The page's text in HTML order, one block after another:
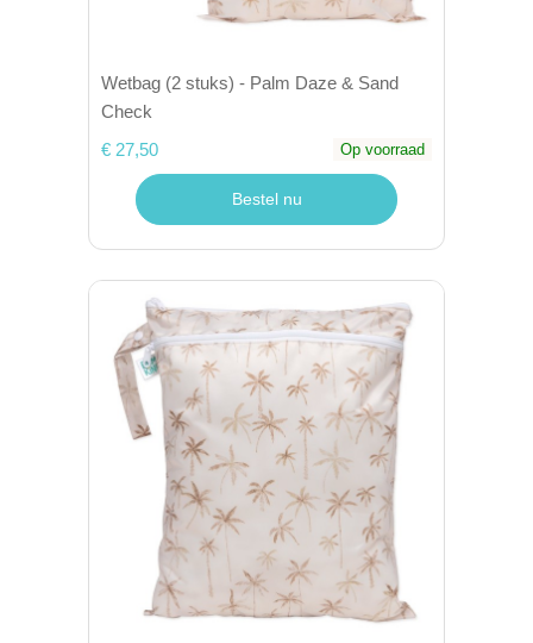
Wetbag (2 stuks) - Palm Daze & Sand
Check
€ 27,50
Op voorraad
Bestel nu